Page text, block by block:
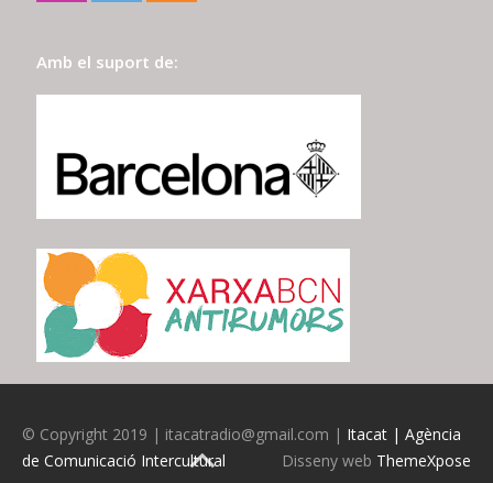
Amb el suport de:
© Copyright 2019 | itacatradio@gmail.com | Itacat | Agència
de Comunicació Intercultural
Disseny web ThemeXpose
BACK TO TOP